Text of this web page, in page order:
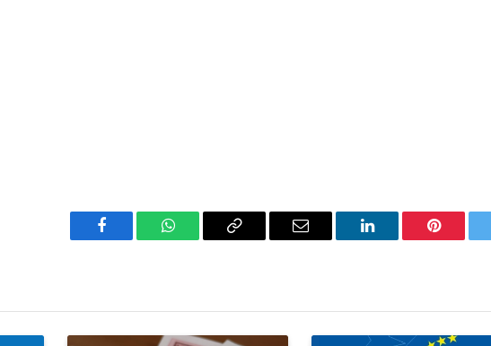
Facebook WhatsAppCopy
Email LinkedIn Pinterest